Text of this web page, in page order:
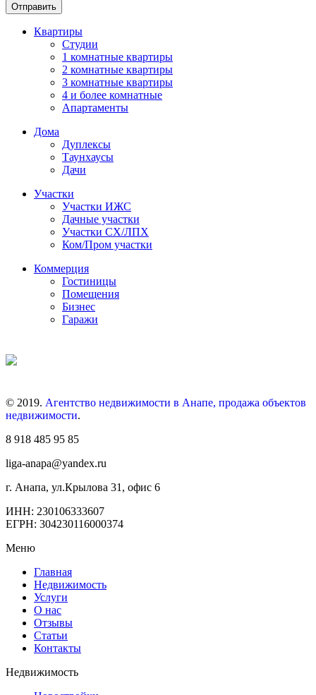
Отправить
Квартиры
Студии
1 комнатные квартиры
2 комнатные квартиры
3 комнатные квартиры
4 и более комнатные
Апартаменты
Дома
Дуплексы
Таунхаусы
Дачи
Участки
Участки ИЖС
Дачные участки
Участки СХ/ЛПХ
Ком/Пром участки
Коммерция
Гостиницы
Помещения
Бизнес
Гаражи
© 2019. Агентство недвижимости в Анапе, продажа объектов
недвижимости.
8 918 485 95 85
liga-anapa@yandex.ru
г. Анапа, ул.Крылова 31, офис 6
ИНН: 230106333607
ЕГРН: 304230116000374
Меню
Главная
Недвижимость
Услуги
О нас
Отзывы
Статьи
Контакты
Недвижимость